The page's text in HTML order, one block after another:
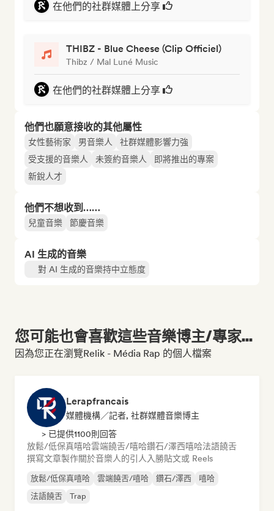
在他們的社群媒體上分享
THIBZ - Blue Cheese (Clip Officiel)
Thibz / Mal Luné Music
在他們的社群媒體上分享
他們也願意接收的其他屬性
女性藝術家 男音樂人
社群媒體影響力強
受支援的音樂人
未簽約音樂人
即將推出的專案
新銳人才
他們不想收到……
兒童音樂 節慶音樂
AI 生成的音樂
對 AI 生成的音樂持中立態度
您可能也會喜歡這些音樂博主/專家...
因為您正在瀏覽Relik - Média Rap 的個人檔案
Lerapfrancais
媒體機構／記者, 社群媒體音樂博主
> 已提供1100則回答
放鬆/低保真嘻哈雲端饒舌/嘻哈鑽石/澤西嘻哈法語饒舌
撰寫文章製作關於音樂人的引人入勝貼文或 Reels
放鬆/低保真嘻哈 雲端饒舌/嘻哈 鑽石/澤西
嘻哈
法語饒舌
Trap